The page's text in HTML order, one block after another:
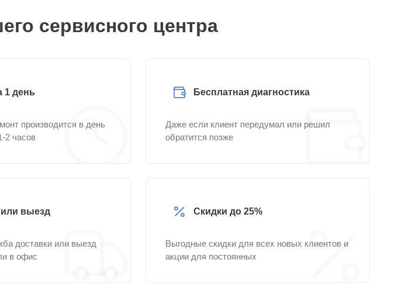
сервисного центра
1 день
производится в день
2 часов
Бесплатная диагностика
Даже если клиент передумал или решил
обратится позже
или выезд
доставки или выезд
в офис
Скидки до 25%
Выгодные скидки для всех новых клиентов и
акции для постоянных